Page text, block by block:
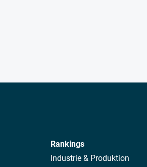
Rankings
Industrie & Produktion